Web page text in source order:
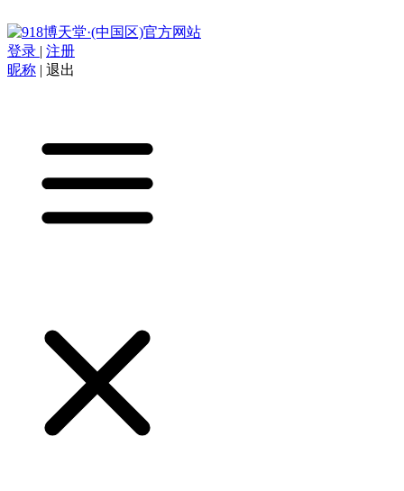
登录 | 注册
昵称 | 退出